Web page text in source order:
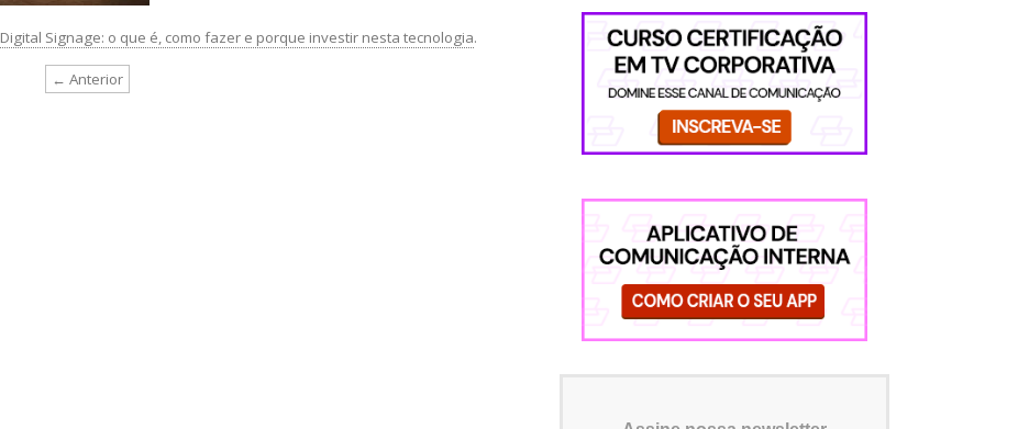
Digital Signage: o que é, como fazer e porque investir nesta tecnologia.
← Anterior